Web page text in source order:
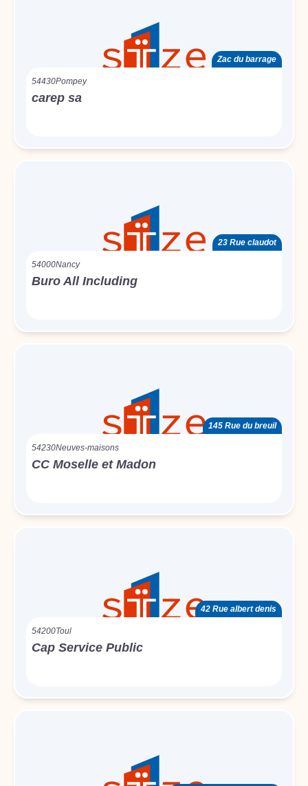
Zac du barrage
54430Pompey
carep sa
23 Rue claudot
54000Nancy
Buro All Including
145 Rue du breuil
54230Neuves-maisons
CC Moselle et Madon
42 Rue albert denis
54200Toul
Cap Service Public